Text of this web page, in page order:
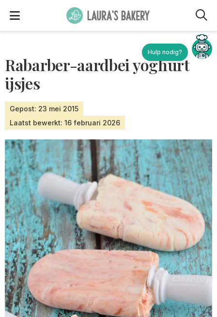
Rabarber-aardbei yoghurt
ijsjes
Gepost: 23 mei 2015
Laatst bewerkt: 16 februari 2026